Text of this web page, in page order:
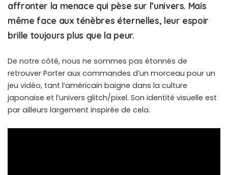
affronter la menace qui pèse sur l’univers. Mais
même face aux ténèbres éternelles, leur espoir
brille toujours plus que la peur.
De notre côté, nous ne sommes pas étonnés de
retrouver Porter aux commandes d’un morceau pour un
jeu vidéo, tant l’américain baigne dans la culture
japonaise et l’univers glitch/pixel. Son identité visuelle est
par ailleurs largement inspirée de cela.